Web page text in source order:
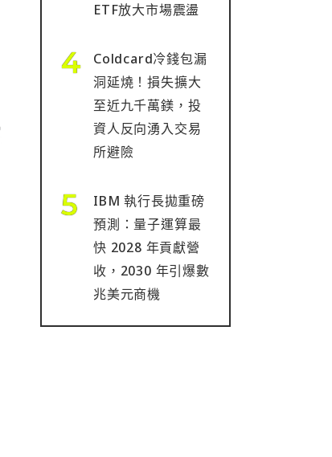
ETF放大市場震盪
Coldcard冷錢包漏
洞延燒！損失擴大
至近九千萬鎂，投
資人反向湧入交易
所避險
IBM 執行長拋重磅
預測：量子運算最
快 2028 年貢獻營
收，2030 年引爆數
兆美元商機